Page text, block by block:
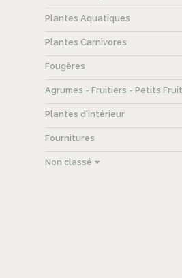
Plantes Aquatiques
Plantes Carnivores
Fougères
Agrumes - Fruitiers - Petits
Plantes d'intérieur
Fournitures
Non classé